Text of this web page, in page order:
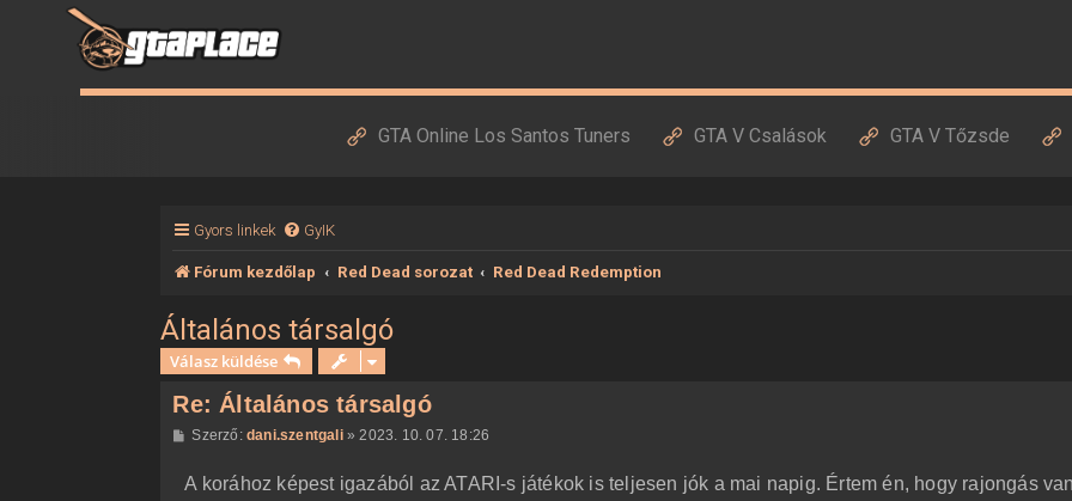
GTA Online Los Santos Tuners GTA V Csalások GTA V Tőzsde
Gyors linkek GyIK
Fórum kezdőlap Red Dead sorozat Red Dead Redemption
Általános társalgó
Válasz küldése
Re: Általános társalgó
H
z
Szerző:dani.szentgali»2023. 10. 07. 18:26
A korához képest igazából az ATARI-s játékok is teljesen jók a mai napig. Értem én, hogy rajongás